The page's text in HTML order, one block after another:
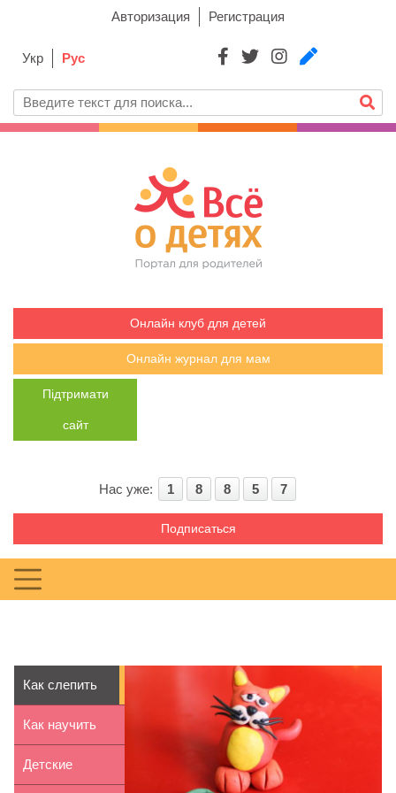
Авторизация Регистрация
Укр Рус
Онлайн клуб для детей
Онлайн журнал для мам
Підтримати
сайт
Нас уже: 1 8 8 5 7
Подписаться
Как слепить
кота из
пластилина
Как научить
ребенка езды
Детские